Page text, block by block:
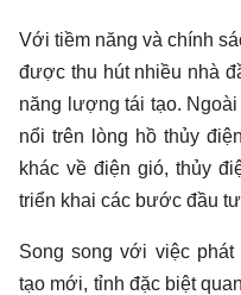
Với tiềm năng và chính
được thu hút nhiều nhà
năng lượng tái tạo.
nổi trên lòng hồ thủy
khác về điện gió, thủy
triển khai các bước đầu
Song song với việc
tạo mới, tỉnh đặc biệt